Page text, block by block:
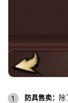
防具售卖： 除